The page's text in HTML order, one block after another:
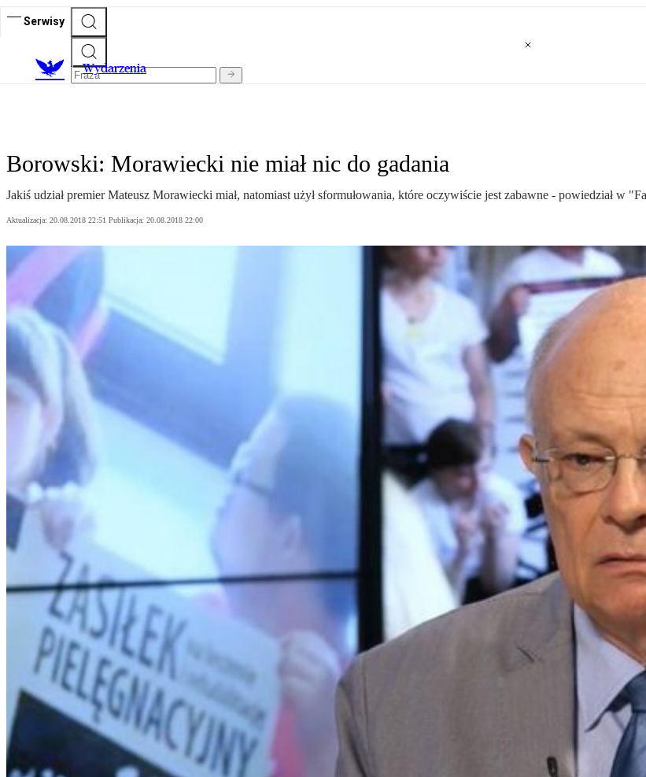
Serwisy
Wydarzenia
Borowski: Morawiecki nie miał nic do gadania
Jakiś udział premier Mateusz Morawiecki miał, natomiast użył sformułowania, które oczywiście jest zabawne - powiedział w
Aktualizacja: 20.08.2018 22:51 Publikacja: 20.08.2018 22:00